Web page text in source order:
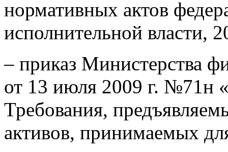
нормативных актов
исполнительной власти,
– приказ Министерства
от 13 июля 2009 г. №71н
Требования,
активов, принимаемых